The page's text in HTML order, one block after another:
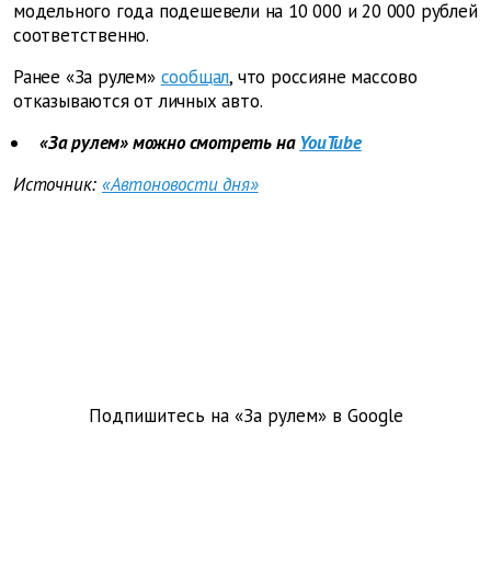
модельного года подешевели на 10 000 и 20 000 рублей
соответственно.
Ранее «За рулем» сообщал, что россияне массово
отказываются от личных авто.
«За рулем» можно смотреть на YouTube
Источник: «Автоновости дня»
Подпишитесь на «За рулем» в Google